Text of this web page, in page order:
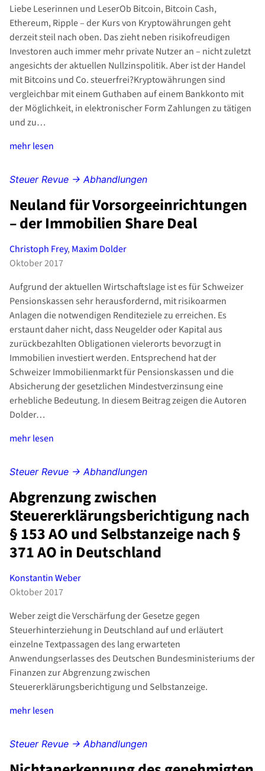
Liebe Leserinnen und LeserOb Bitcoin, Bitcoin Cash,
Ethereum, Ripple – der Kurs von Kryptowährungen geht
derzeit steil nach oben. Das zieht neben risikofreudigen
Investoren auch immer mehr private Nutzer an – nicht zuletzt
angesichts der aktuellen Nullzinspolitik. Aber ist der Handel
mit Bitcoins und Co. steuerfrei?Kryptowährungen sind
vergleichbar mit einem Guthaben auf einem Bankkonto mit
der Möglichkeit, in elektronischer Form Zahlungen zu tätigen
und zu…
mehr lesen
Steuer Revue → Abhandlungen
Neuland für Vorsorgeeinrichtungen
– der Immobilien Share Deal
Christoph Frey, Maxim Dolder
Oktober 2017
Aufgrund der aktuellen Wirtschaftslage ist es für Schweizer
Pensionskassen sehr herausfordernd, mit risikoarmen
Anlagen die notwendigen Renditeziele zu erreichen. Es
erstaunt daher nicht, dass Neugelder oder Kapital aus
zurückbezahlten Obligationen vielerorts bevorzugt in
Immobilien investiert werden. Entsprechend hat der
Schweizer Immobilienmarkt für Pensionskassen und die
Absicherung der gesetzlichen Mindestverzinsung eine
erhebliche Bedeutung. In diesem Beitrag zeigen die Autoren
Dolder…
mehr lesen
Steuer Revue → Abhandlungen
Abgrenzung zwischen
Steuererklärungsberichtigung nach
§ 153 AO und Selbstanzeige nach §
371 AO in Deutschland
Konstantin Weber
Oktober 2017
Weber zeigt die Verschärfung der Gesetze gegen
Steuerhinterziehung in Deutschland auf und erläutert
einzelne Textpassagen des lang erwarteten
Anwendungserlasses des Deutschen Bundesministeriums der
Finanzen zur Abgrenzung zwischen
Steuererklärungsberichtigung und Selbstanzeige.
mehr lesen
Steuer Revue → Abhandlungen